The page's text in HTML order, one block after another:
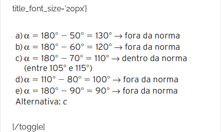
title_font_size=’20px’]
[/toggle]